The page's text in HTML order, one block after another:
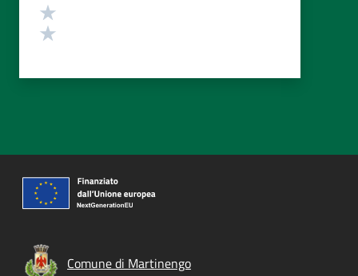
Comune di Martinengo